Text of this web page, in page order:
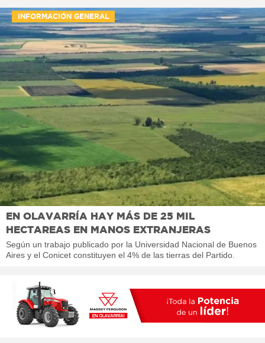
INFORMACIÓN GENERAL
EN OLAVARRÍA HAY MÁS DE 25 MIL
HECTAREAS EN MANOS EXTRANJERAS
Según un trabajo publicado por la Universidad Nacional de Buenos
Aires y el Conicet constituyen el 4% de las tierras del Partido.